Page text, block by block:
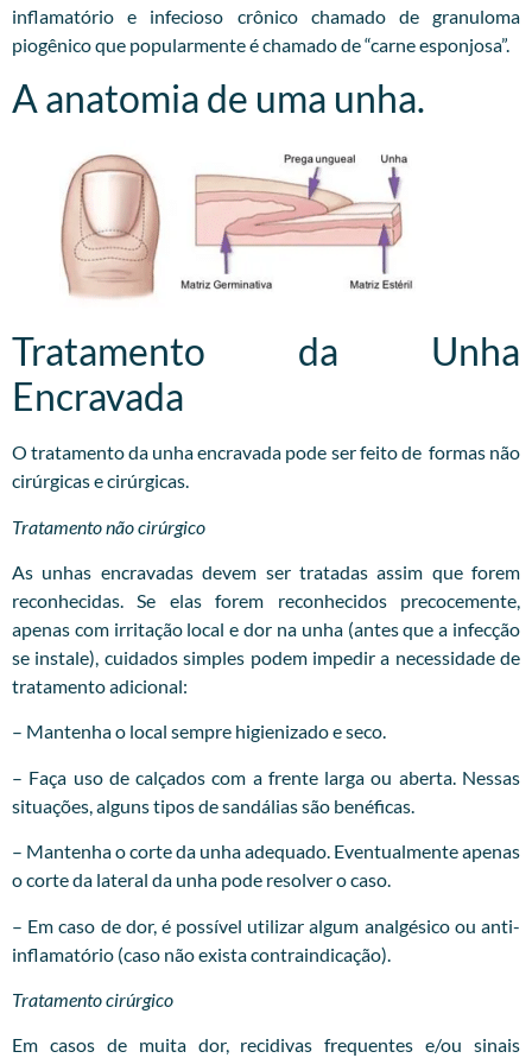
inflamatório e infecioso crônico chamado de granuloma
piogênico que popularmente é chamado de “carne esponjosa”.
A anatomia de uma unha.
Tratamento da Unha
Encravada
O tratamento da unha encravada pode ser feito de formas não
cirúrgicas e cirúrgicas.
Tratamento não cirúrgico
As unhas encravadas devem ser tratadas assim que forem
reconhecidas. Se elas forem reconhecidos precocemente,
apenas com irritação local e dor na unha (antes que a infecção
se instale), cuidados simples podem impedir a necessidade de
tratamento adicional:
– Mantenha o local sempre higienizado e seco.
– Faça uso de calçados com a frente larga ou aberta. Nessas
situações, alguns tipos de sandálias são benéficas.
– Mantenha o corte da unha adequado. Eventualmente apenas
o corte da lateral da unha pode resolver o caso.
– Em caso de dor, é possível utilizar algum analgésico ou anti-
inflamatório (caso não exista contraindicação).
Tratamento cirúrgico
Em casos de muita dor, recidivas frequentes e/ou sinais